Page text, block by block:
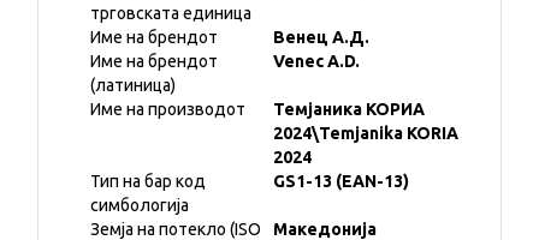
трговската единица
Име на брендот
Венец А.Д.
Име на брендот
(латиница)
Venec A.D.
Име на производот
Темјаника КОРИА
2024\Temjanika KORIA
2024
Тип на бар код
симбологија
GS1-13 (EAN-13)
Земја на потекло (ISO
Македонија